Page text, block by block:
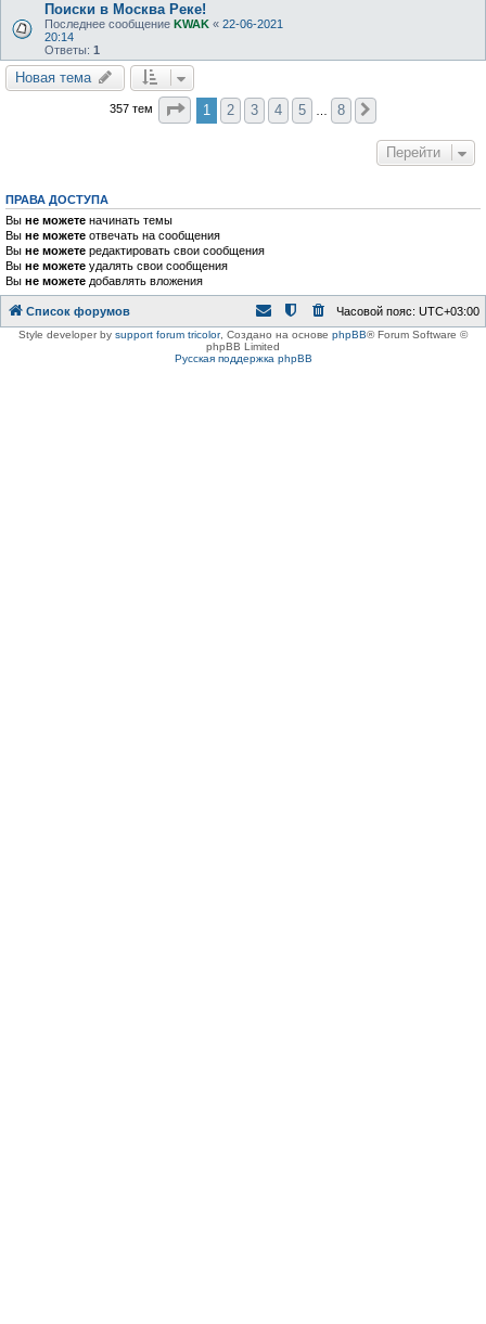
Поиски в Москва Реке!
Последнее сообщение KWAK « 22-06-2021
20:14
Ответы: 1
Новая тема
357 тем Страница1 из
1 2 3 4 5 8
Перейти
ПРАВА ДОСТУПА
Вы не можете начинать темы
Вы не можете отвечать на сообщения
Вы не можете редактировать свои сообщения
Вы не можете удалять свои сообщения
Вы не можете добавлять вложения
Список форумов Часовой пояс: UTC+03:00
Style developer by support forum tricolor, Создано на основе phpBB® Forum Software ©
phpBB Limited
Русская поддержка phpBB